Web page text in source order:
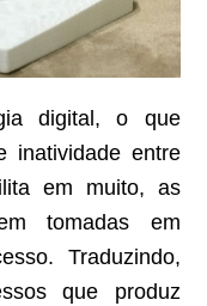
digital, o que
inatividade entre
em muito, as
tomadas em
Traduzindo,
que produz